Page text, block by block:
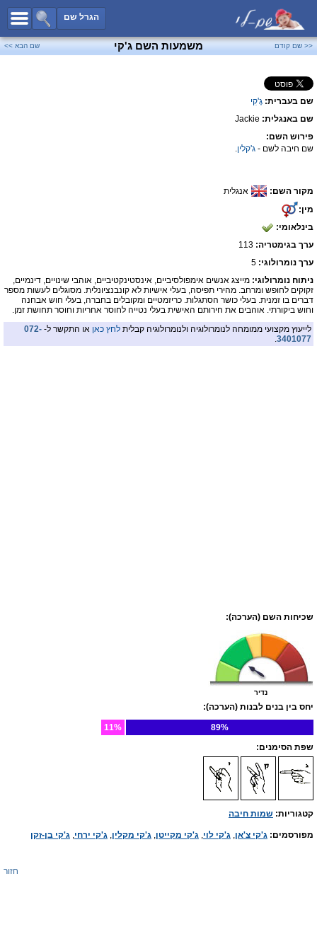
הגרל שם
כל השמות
שמות לבנים
פייסבוק
<< שם קודם משמעות השם ג'קי שם הבא >>
שם בעברית: גֶ'קִי
שם באנגלית: Jackie
פירוש השם:
שם חיבה לשם - ג'קלין.
מקור השם:
אנגלית
מין:
בינלאומי:
ערך בגימטריה:
ערך נומרולוגי: 5
ניתוח נומרולוגי: מייצג אנשים אימפולסיביים, אינסטינקטיביים, אוהבי שינויים, דינמיים,
זקוקים לחופש ומרחב. מהירי תפיסה, בעלי אישיות לא קונבנציונלית. מסוגלים לעשות מספר
דברים בו זמנית. בעלי כושר הסתגלות. כריזמטיים ומקובלים בחברה, בעלי חוש אבחנה
וחוש ביקורתי. אוהבים את חירותם האישית בעלי נטייה לחוסר אחריות וחוסר תחושת זמן.
לייעוץ מקצועי ממומחה לנומרולוגיה ולנומרולוגיה קבלית לחץ כאן או התקשר ל- 072-
3401077
.
שכיחות השם (הערכה):
נדיר
יחס בין בנים לבנות (הערכה):
89%
11%
שפת הסימנים:
קטגוריות: שמות חיבה
מפורסמים: ג'קי צ'אן, ג'קי לוי, ג'קי מקייטן, ג'קי מקלין, ג'קי ירחי, ג'קי בן-זקן
חזור